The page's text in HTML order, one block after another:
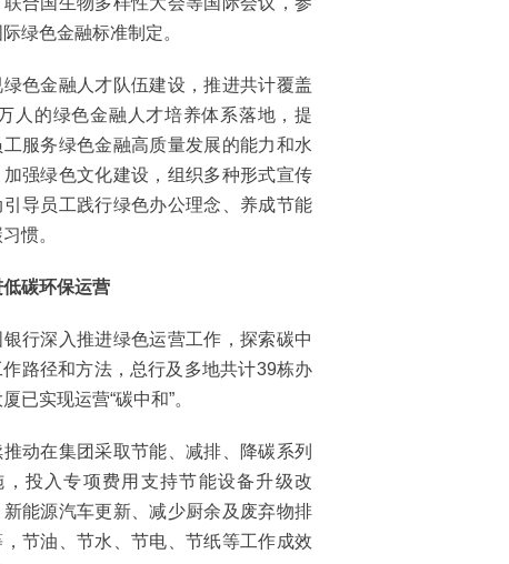
绿色金融标准制定。
绿色金融人才队伍建设，推进共计覆盖
人的绿色金融人才培养体系落地，提
工服务绿色金融高质量发展的能力和水
加强绿色文化建设，组织多种形式宣传
引导员工践行绿色办公理念、养成节能
惯。
碳环保运营
银行深入推进绿色运营工作，探索碳中
作路径和方法，总行及多地共计39栋办
已实现运营“碳中和”。
推动在集团采取节能、减排、降碳系列
，投入专项费用支持节能设备升级改
新能源汽车更新、减少厨余及废弃物排
，节油、节水、节电、节纸等工作成效